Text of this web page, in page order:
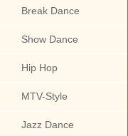
Break Dance
Show Dance
Hip Hop
MTV-Style
Jazz Dance